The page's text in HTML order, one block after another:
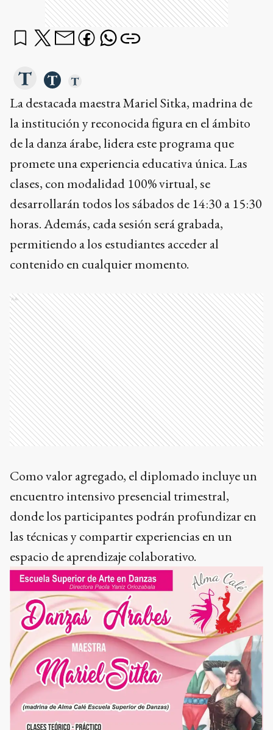
La destacada maestra Mariel Sitka, madrina de
la institución y reconocida figura en el ámbito
de la danza árabe, lidera este programa que
promete una experiencia educativa única. Las
clases, con modalidad 100% virtual, se
desarrollarán todos los sábados de 14:30 a 15:30
horas. Además, cada sesión será grabada,
permitiendo a los estudiantes acceder al
contenido en cualquier momento.
Ads
Como valor agregado, el diplomado incluye un
encuentro intensivo presencial trimestral,
donde los participantes podrán profundizar en
las técnicas y compartir experiencias en un
espacio de aprendizaje colaborativo.